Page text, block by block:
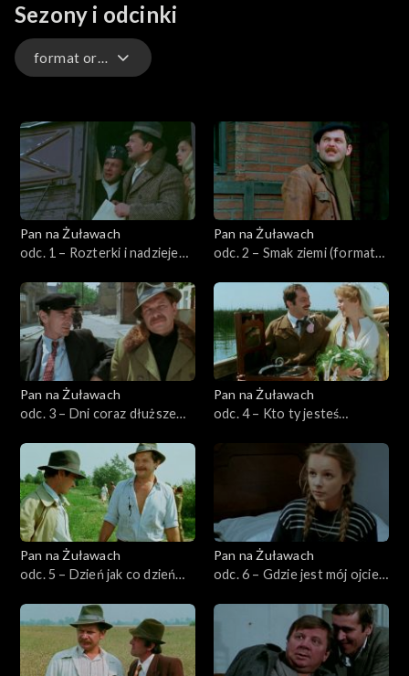
Sezony i odcinki
format oryginalny
format oryginalny
Pan na Żuławach
odc. 1 – Rozterki i nadzieje
Pan na Żuławach
odc. 2 – Smak ziemi (format
Pan na Żuławach
odc. 3 – Dni coraz dłuższe
Pan na Żuławach
odc. 4 – Kto ty jesteś
Pan na Żuławach
odc. 5 – Dzień jak co dzień
Pan na Żuławach
odc. 6 – Gdzie jest mój ojciec